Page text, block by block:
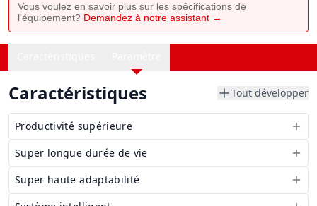
Vous voulez en savoir plus sur les spécifications de
l'équipement? Demandez à notre assistant →
Caractéristiques Tout développer
Productivité supérieure
Super longue durée de vie
Super haute adaptabilité